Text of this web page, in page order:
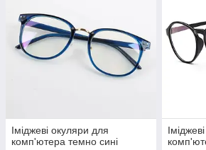
Іміджеві окуляри для
комп'ютера темно сині